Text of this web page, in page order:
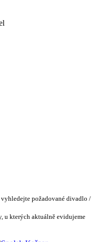
požadované divadlo /
u kterých aktuálně evidujeme